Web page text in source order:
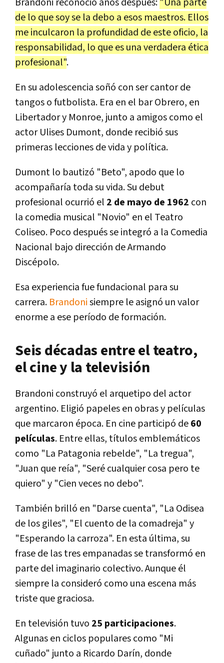
de lo que soy se la debo a esos maestros. Ellos
me inculcaron la profundidad de este oficio, la
responsabilidad, lo que es una verdadera ética
profesional".
En su adolescencia soñó con ser cantor de
tangos o futbolista. Era en el bar Obrero, en
Libertador y Monroe, junto a amigos como el
actor Ulises Dumont, donde recibió sus
primeras lecciones de vida y política.
Dumont lo bautizó "Beto", apodo que lo
acompañaría toda su vida. Su debut
profesional ocurrió el 2 de mayo de 1962 con
la comedia musical "Novio" en el Teatro
Coliseo. Poco después se integró a la Comedia
Nacional bajo dirección de Armando
Discépolo.
Esa experiencia fue fundacional para su
carrera. Brandonisiempre le asignó un valor
enorme a ese período de formación.
Seis décadas entre el teatro,
el cine y la televisión
Brandoni construyó el arquetipo del actor
argentino. Eligió papeles en obras y películas
que marcaron época. En cine participó de60
películas. Entre ellas, títulos emblemáticos
como "La Patagonia rebelde", "La tregua",
"Juan que reía", "Seré cualquier cosa pero te
quiero" y "Cien veces no debo".
También brilló en "Darse cuenta", "La Odisea
de los giles", "El cuento de la comadreja" y
"Esperando la carroza". En esta última, su
frase de las tres empanadas se transformó en
parte del imaginario colectivo. Aunque él
siempre la consideró como una escena más
triste que graciosa.
En televisión tuvo 25 participaciones.
Algunas en ciclos populares como "Mi
cuñado" junto a Ricardo Darín, donde